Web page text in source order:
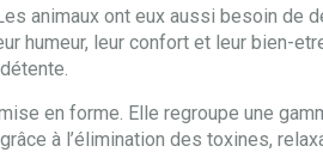
animaux ont eux aussi besoin
leur confort et leur bien-
en forme. Elle regroupe une
à l’élimination des toxines,